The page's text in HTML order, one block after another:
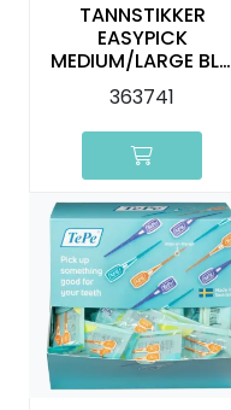
TANNSTIKKER
EASYPICK
MEDIUM/LARGE BLÅ
60 STK TEPE
363741